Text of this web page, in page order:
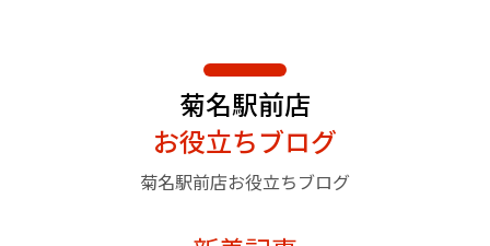
菊名駅前店
お役立ちブログ
菊名駅前店お役立ちブログ